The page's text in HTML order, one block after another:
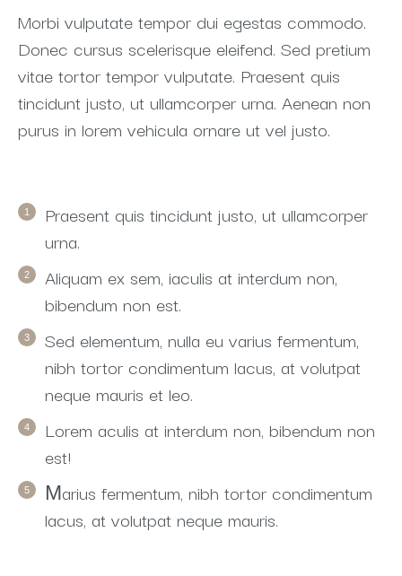
Morbi vulputate tempor dui egestas commodo.
Donec cursus scelerisque eleifend. Sed pretium
vitae tortor tempor vulputate. Praesent quis
tincidunt justo, ut ullamcorper urna. Aenean non
purus in lorem vehicula ornare ut vel justo.
Praesent quis tincidunt justo, ut ullamcorper
urna.
Aliquam ex sem, iaculis at interdum non,
bibendum non est.
Sed elementum, nulla eu varius fermentum,
nibh tortor condimentum lacus, at volutpat
neque mauris et leo.
Lorem aculis at interdum non, bibendum non
est!
Мarius fermentum, nibh tortor condimentum
lacus, at volutpat neque mauris.